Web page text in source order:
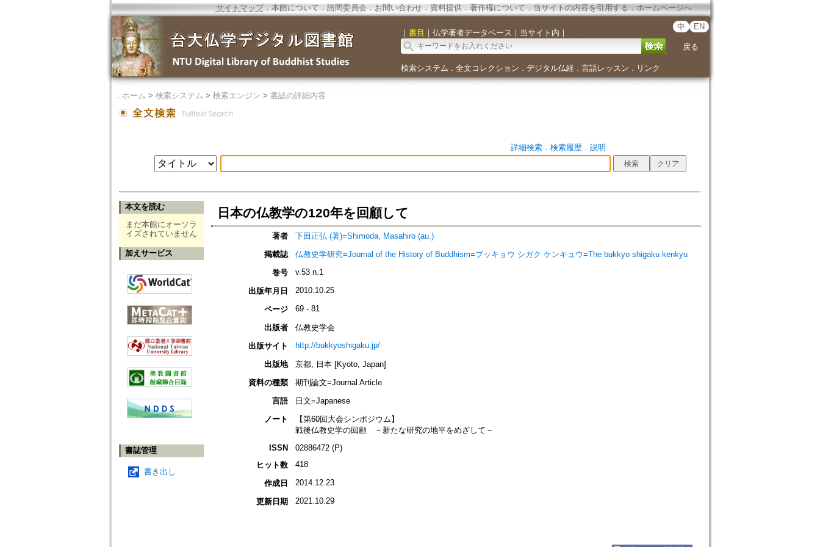
サイトマップ．本館について ． 諮問委員会． お問い合わせ． 資料提供． 著作権について．当サイトの内容を引用する ． ホームページへ
｜ 書目 ｜ 仏学著者データベース ｜ 当サイト内 ｜
中 EN
戻る
検索システム ． 全文コレクション ． デジタル仏経． 言語レッスン ． リンク
． ホーム > 検索システム > 検索エンジン > 書誌の詳細内容
詳細検索． 検索履歴． 説明
本文を読む
まだ本館にオーソラ
イズされていません
加えサービス
書誌管理
書き出し
日本の仏教学の120年を回顧して
著者
下田正弘 (著)=Shimoda, Masahiro (au.)
掲載誌
仏教史学研究=Journal of the History of Buddhism=ブッキョウ シガク ケンキュウ=The bukkyo shigaku kenkyu
巻号
v.53 n.1
出版年月日 2010.10.25
ページ 69 - 81
出版者
仏教史学会
出版サイト
http://bukkyoshigaku.jp/
出版地
京都, 日本 [Kyoto, Japan]
資料の種類
期刊論文=Journal Article
言語
日文=Japanese
ノート
【第60回大会シンポジウム】
戦後仏教史学の回顧 －新たな研究の地平をめざして－
ISSN
02886472 (P)
ヒット数
418
作成日 2014.12.23
更新日期 2021.10.29